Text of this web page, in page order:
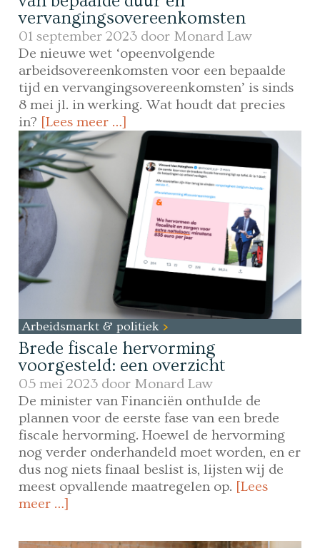
vervangingsovereenkomsten
01 september 2023 door Monard Law
De nieuwe wet ‘opeenvolgende
arbeidsovereenkomsten voor een bepaalde
tijd en vervangingsovereenkomsten’ is sinds
8 mei jl. in werking. Wat houdt dat precies
in? [Lees meer …]
Arbeidsmarkt & politiek
Brede fiscale hervorming
voorgesteld: een overzicht
05 mei 2023 door Monard Law
De minister van Financiën onthulde de
plannen voor de eerste fase van een brede
fiscale hervorming. Hoewel de hervorming
nog verder onderhandeld moet worden, en er
dus nog niets finaal beslist is, lijsten wij de
meest opvallende maatregelen op. [Lees
meer …]